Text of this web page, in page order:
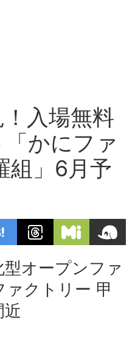
入場無料
かにファ
組」6月予
オープンファ
クトリー 甲